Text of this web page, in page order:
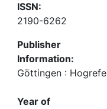
ISSN:
2190-6262
Publisher
Information:
Göttingen : Hogrefe
Year of